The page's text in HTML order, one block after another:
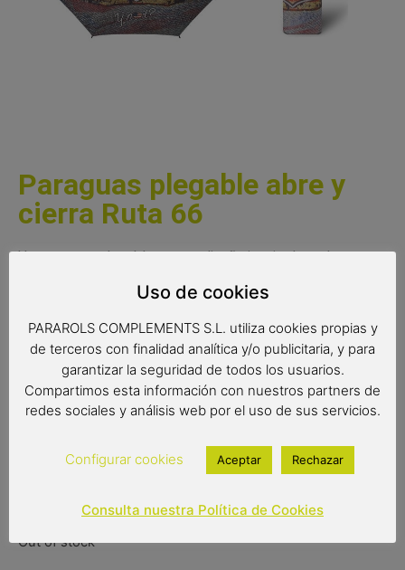
Paraguas plegable abre y
cierra Ruta 66
Un paraguas plegable con un diseño inspirado en la
sistema abre y cierra y sistema de varillas antiviento.
*Disponible también en largo*
Medidas:
Radio: 55 cm.
21,90€
Out of stock
Uso de cookies
PARAROLS COMPLEMENTS S.L. utiliza cookies propias y
de terceros con finalidad analítica y/o publicitaria, y para
garantizar la seguridad de todos los usuarios.
Compartimos esta información con nuestros partners de
redes sociales y análisis web por el uso de sus servicios.
Configurar cookies Aceptar Rechazar
Consulta nuestra Política de Cookies